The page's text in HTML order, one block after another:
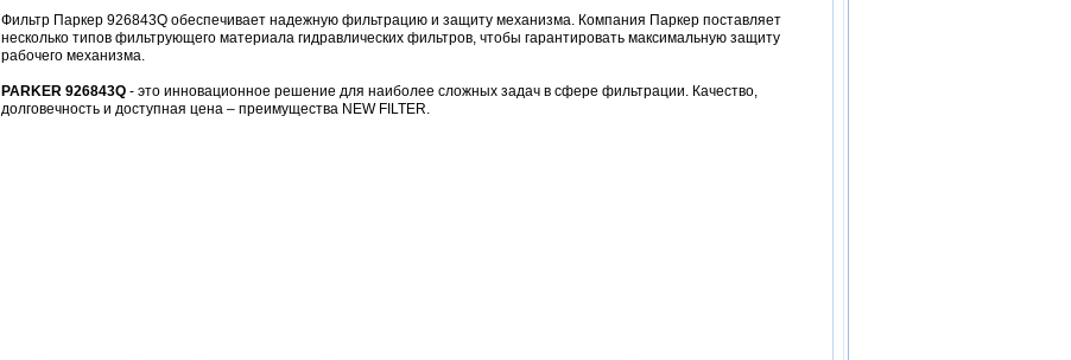
Фильтр Паркер 926843Q обеспечивает надежную фильтрацию и защиту механизма. Компания Паркер поставляет
несколько типов фильтрующего материала гидравлических фильтров, чтобы гарантировать максимальную защиту
рабочего механизма.
PARKER 926843Q- это инновационное решение для наиболее сложных задач в сфере фильтрации. Качество,
долговечность и доступная цена – преимущества NEW FILTER.